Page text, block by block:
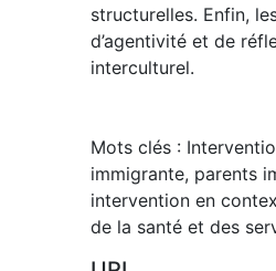
structurelles. Enfin,
d’agentivité et de
interculturel.
Mots clés :
immigrante, parents
intervention en
de la santé et des